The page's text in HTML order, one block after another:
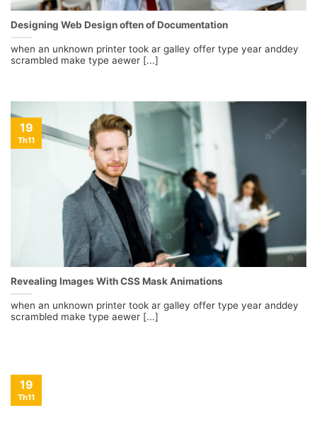
Designing Web Design often of Documentation
when an unknown printer took ar galley offer type year anddey
scrambled make type aewer [...]
Revealing Images With CSS Mask Animations
when an unknown printer took ar galley offer type year anddey
scrambled make type aewer [...]
19
Th11
19
Th11